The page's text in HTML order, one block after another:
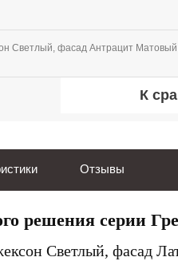
Светлый, фасад Антрацит Матовый
К
Отзывы
решения серии
Светлый, фасад